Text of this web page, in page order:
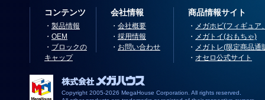
コンテンツ
・製品情報
・OEM
・ブロックの
キャップ
会社情報
・会社概要
・採用情報
・お問い合わせ
商品情報サイト
・メガホビ(フィギュア
・メガトイ(おもちゃ)
・メガトレ(限定商品通
・オセロ公式サイト
Copyright 2005-2026 MegaHouse Corporation. All rights reserved.